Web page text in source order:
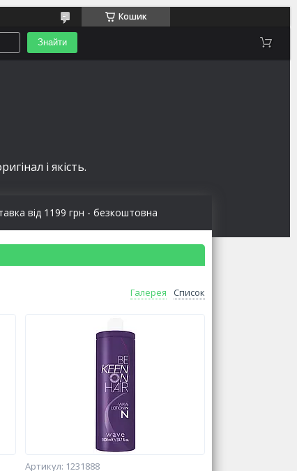
Кошик
Знайти
і якість.
від 1199 грн - безкоштовна
Галерея Список
1231888